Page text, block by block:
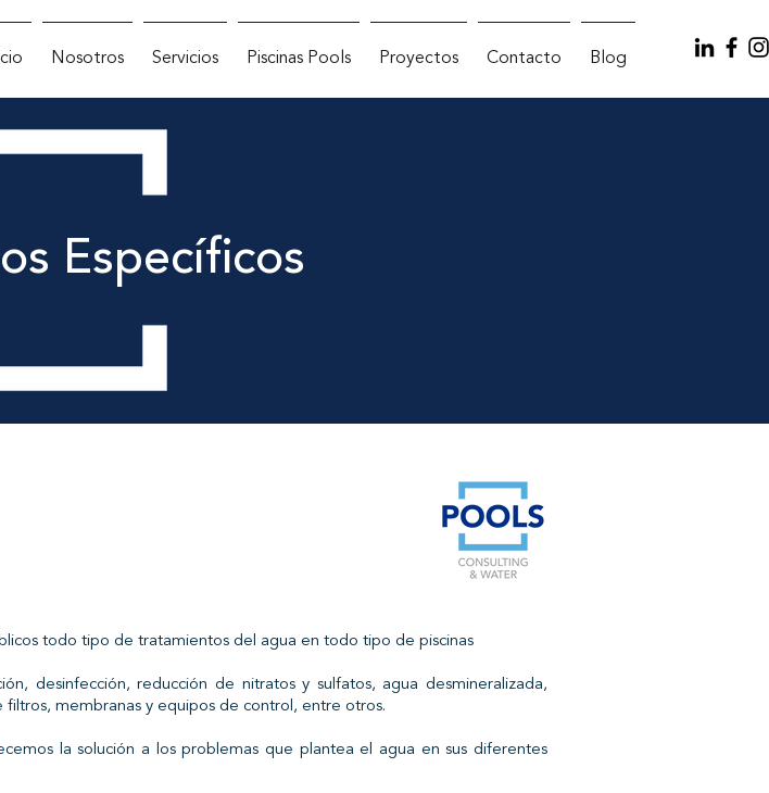
Nosotros Servicios Piscinas Pools Proyectos Contacto Blog
Específicos
todo tipo de tratamientos del agua en todo tipo de piscinas
desinfección, reducción de nitratos y sulfatos, agua desmineralizada,
filtros, membranas y equipos de control, entre otros.
la solución a los problemas que plantea el agua en sus diferentes